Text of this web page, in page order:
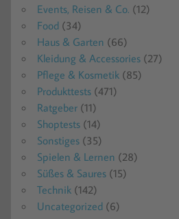
Events, Reisen & Co. (12)
Food (34)
Haus & Garten (66)
Kleidung & Accessories (27)
Pflege & Kosmetik (85)
Produkttests (471)
Ratgeber (11)
Shoptests (14)
Sonstiges (35)
Spielen & Lernen (28)
Süßes & Saures (15)
Technik (142)
Uncategorized (6)